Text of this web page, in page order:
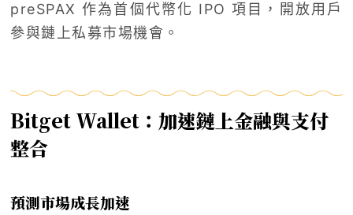
preSPAX 作為首個代幣化 IPO 項目，開放用戶
參與鏈上私募市場機會。
Bitget Wallet：加速鏈上金融與支付
整合
預測市場成長加速